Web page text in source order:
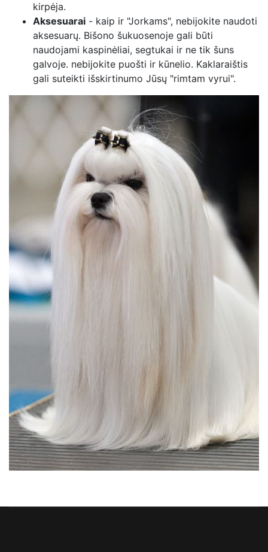
kirpėja.
Aksesuarai - kaip ir "Jorkams", nebijokite naudoti
aksesuarų. Bišono šukuosenoje gali būti
naudojami kaspinėliai, segtukai ir ne tik šuns
galvoje. nebijokite puošti ir kūnelio. Kaklaraištis
gali suteikti išskirtinumo Jūsų "rimtam vyrui".